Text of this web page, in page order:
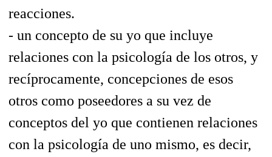
reacciones.
- un concepto de su yo que incluye
relaciones con la psicología de los otros, y
recíprocamente, concepciones de esos
otros como poseedores a su vez de
conceptos del yo que contienen relaciones
con la psicología de uno mismo, es decir,